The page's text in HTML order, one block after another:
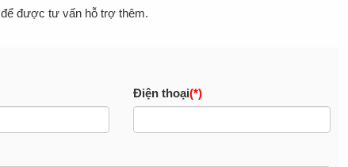
để được tư vấn hỗ trợ thêm.
Điện thoại(*)